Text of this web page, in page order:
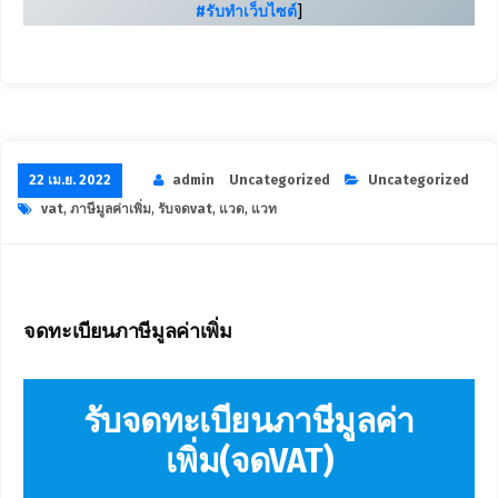
#รับทำเว็บไซต์]
22 เม.ย. 2022 admin Uncategorized
Uncategorized
vat, ภาษีมูลค่าเพิ่ม, รับจดvat, แวด, แวท
จดทะเบียนภาษีมูลค่าเพิ่ม
รับจดทะเบียนภาษีมูลค่า
เพิ่ม(จดVAT)